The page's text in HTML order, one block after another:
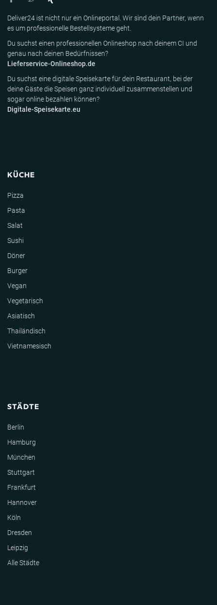
Deliver24 ist nicht nur ein Onlineportal. Wir sind dein Partner, wenn
es um professionelle Bestellsysteme geht.
Du suchst einen professionellen Onlineshop nach deinem CI und
genau nach deinen Bedürfnissen?
Lieferservice-Onlineshop.de
Du suchst eine digitale Speisekarte für dein Restaurant, bei der
deine Gäste die Speisen ganz individuell zusammenstellen und
sogar online bezahlen können?
Digitale-Speisekarte.eu
KÜCHE
Pizza
Pasta
Salat
Sushi
Döner
Burger
Vegan
Vegetarisch
Asiatisch
Thailändisch
Vietnamesisch
STÄDTE
Berlin
Hamburg
München
Stuttgart
Frankfurt
Hannover
Köln
Dresden
Leipzig
Alle Städte